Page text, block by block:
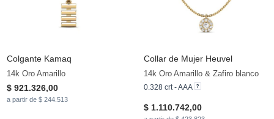
Colgante Kamaq
14k Oro Amarillo
$ 921.326,00
a partir de $ 244.513
Collar de Mujer Heuvel
14k Oro Amarillo & Zafiro blanco
0.328 crt - AAA
$ 1.110.742,00